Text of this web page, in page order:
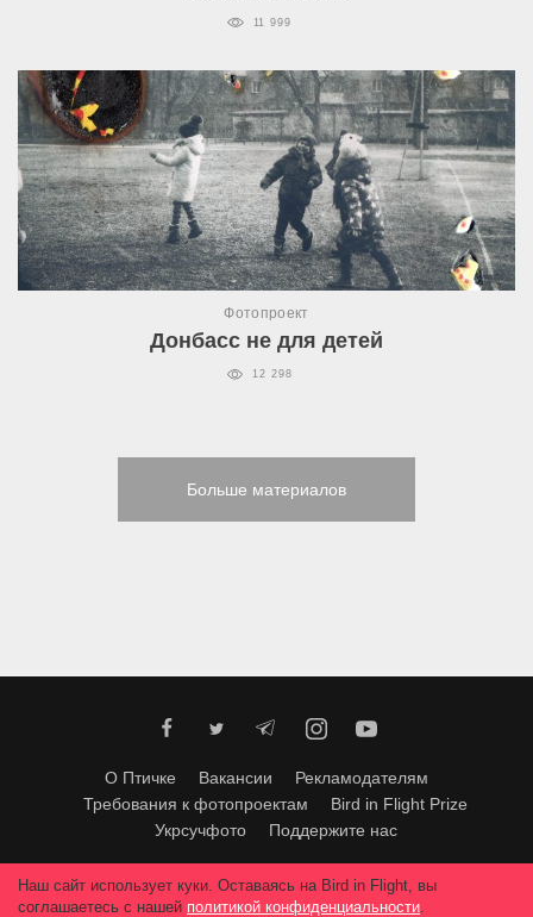
11 999
Фотопроект
Донбасс не для детей
12 298
Больше материалов
О Птичке Вакансии
Рекламодателям
Требования к фотопроектам
Bird in Flight Prize
Укрсучфото
Поддержите нас
Любое использование материалов допускается только с согласия
редакции.© 2026, Bird In Flight.
Наш сайт использует куки. Оставаясь на Bird in Flight, вы
соглашаетесь с нашей политикой конфиденциальности.